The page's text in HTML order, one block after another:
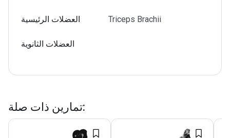
العضلات الرئيسية Triceps Brachii
العضلات الثانوية
تمارين ذات صلة: